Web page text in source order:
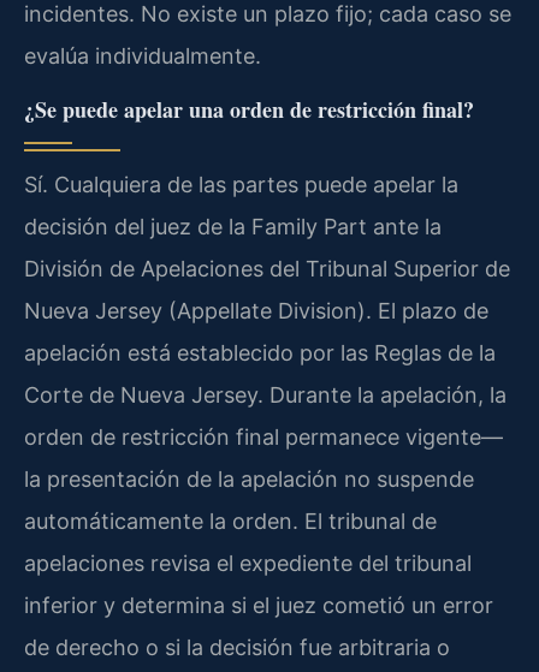
incidentes. No existe un plazo fijo; cada caso se
evalúa individualmente.
¿Se puede apelar una orden de restricción final?
Sí. Cualquiera de las partes puede apelar la
decisión del juez de la Family Part ante la
División de Apelaciones del Tribunal Superior de
Nueva Jersey (Appellate Division). El plazo de
apelación está establecido por las Reglas de la
Corte de Nueva Jersey. Durante la apelación, la
orden de restricción final permanece vigente—
la presentación de la apelación no suspende
automáticamente la orden. El tribunal de
apelaciones revisa el expediente del tribunal
inferior y determina si el juez cometió un error
de derecho o si la decisión fue arbitraria o